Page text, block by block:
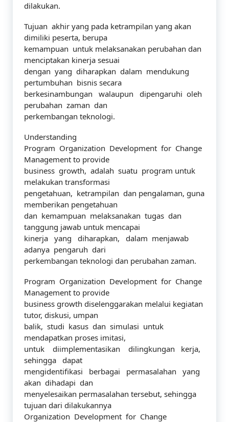
dilakukan.
Tujuan akhir yang pada ketrampilan yang akan
dimiliki peserta, berupa
kemampuan untuk melaksanakan perubahan dan
menciptakan kinerja sesuai
dengan yang diharapkan dalam mendukung
pertumbuhan bisnis secara
berkesinambungan walaupun dipengaruhi oleh
perubahan zaman dan
perkembangan teknologi.
Understanding
Program Organization Development for Change
Management to provide
business growth, adalah suatu program untuk
melakukan transformasi
pengetahuan, ketrampilan dan pengalaman, guna
memberikan pengetahuan
dan kemampuan melaksanakan tugas dan
tanggung jawab untuk mencapai
kinerja yang diharapkan, dalam menjawab
adanya pengaruh dari
perkembangan teknologi dan perubahan zaman.
Program Organization Development for Change
Management to provide
business growth diselenggarakan melalui kegiatan
tutor, diskusi, umpan
balik, studi kasus dan simulasi untuk
mendapatkan proses imitasi,
untuk diimplementasikan dilingkungan kerja,
sehingga dapat
mengidentifikasi berbagai permasalahan yang
akan dihadapi dan
menyelesaikan permasalahan tersebut, sehingga
tujuan dari dilakukannya
Organization Development for Change